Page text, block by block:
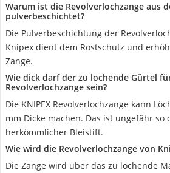
Warum ist die Revolverlochzange aus
pulverbeschichtet?
Die Pulverbeschichtung der
Knipex dient dem Rostschutz und
Zange.
Wie dick darf der zu lochende Gürtel
Revolverlochzange sein?
Die KNIPEX Revolverlochzange kann
mm Dicke machen. Das ist ungefähr so
herkömmlicher Bleistift.
Wie wird die Revolverlochzange von
Die Zange wird über das zu lochende